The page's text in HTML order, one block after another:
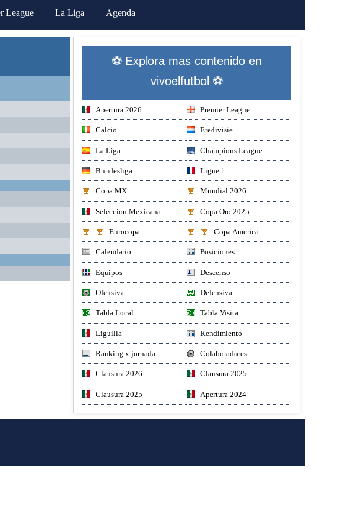
League La Liga Agenda
⚽ Explora mas contenido en
vivoelfutbol ⚽
Apertura 2026 Premier League
Calcio Eredivisie
La Liga Champions League
Bundesliga Ligue 1
Copa MX Mundial 2026
Seleccion Mexicana Copa Oro 2025
Eurocopa Copa America
Calendario Posiciones
Equipos Descenso
Ofensiva Defensiva
Tabla Local Tabla Visita
Liguilla Rendimiento
Ranking x jornada Colaboradores
Clausura 2026 Clausura 2025
Clausura 2025 Apertura 2024